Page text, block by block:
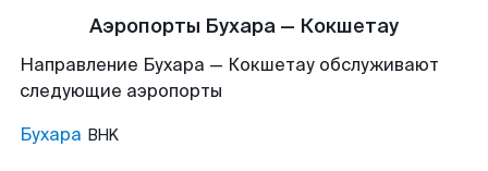
Аэропорты Бухара — Кокшетау
Направление Бухара — Кокшетау обслуживают
следующие аэропорты
Бухара BHK